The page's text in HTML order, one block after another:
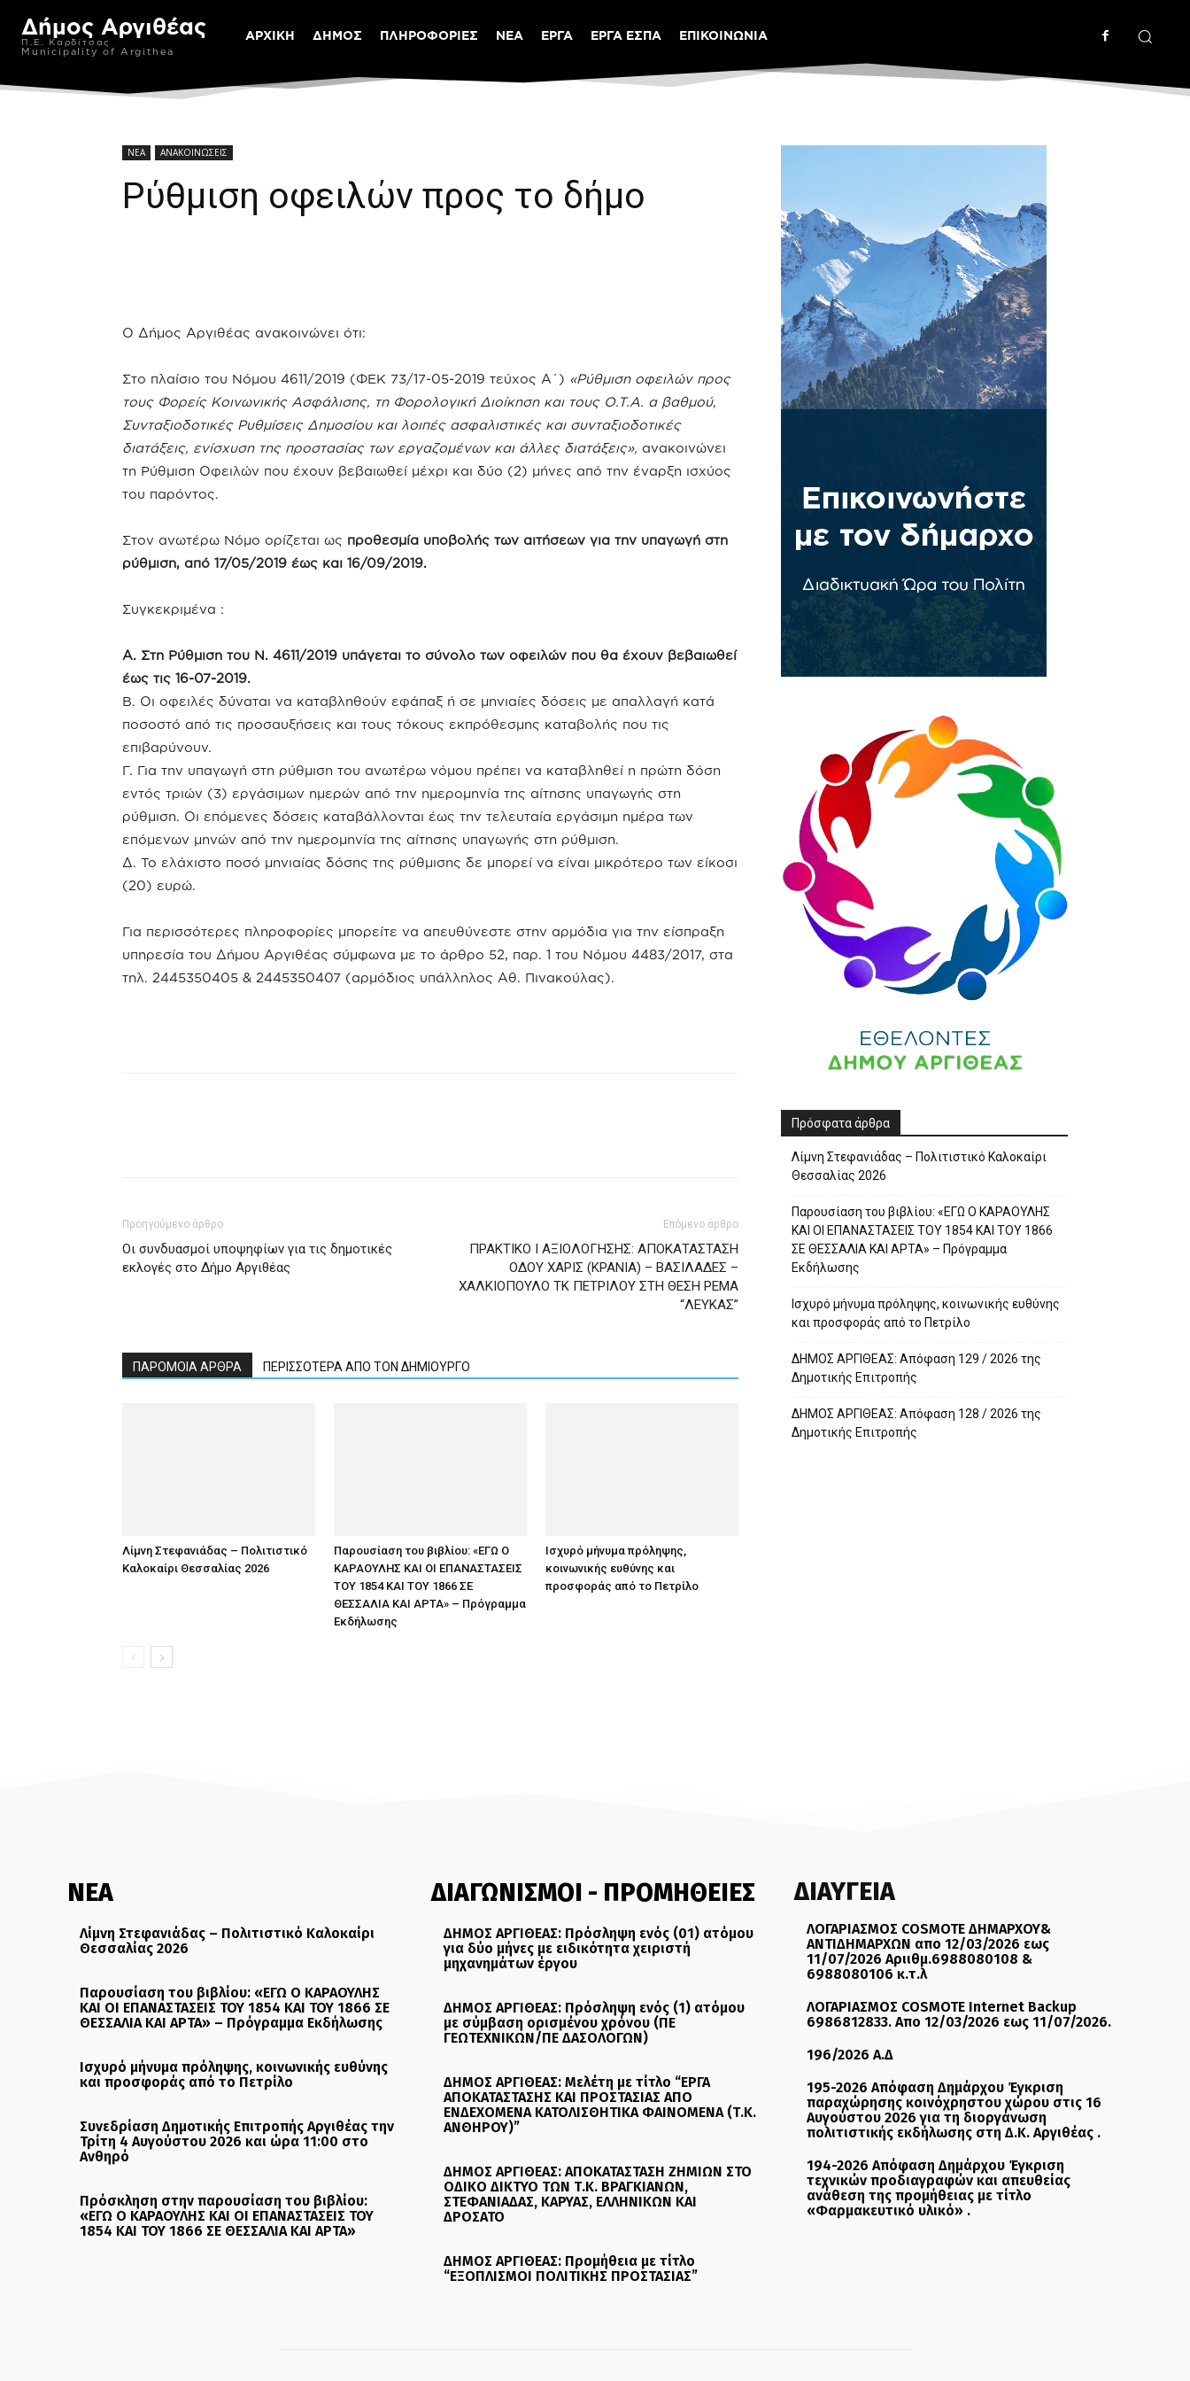
Δήμος Αργιθέας
Π.Ε. Καρδίτσας
Municipality of Argithea
ΑΡΧΙΚΗ ΔΗΜΟΣ ΠΛΗΡΟΦΟΡΙΕΣ ΝΕΑ ΕΡΓΑ ΕΡΓΑ ΕΣΠΑ ΕΠΙΚΟΙΝΩΝΙΑ
ΝΕΑ ΑΝΑΚΟΙΝΩΣΕΙΣ
Ρύθμιση οφειλών προς το δήμο
Ο Δήμος Αργιθέας ανακοινώνει ότι:
Στο πλαίσιο του Νόμου 4611/2019 (ΦΕΚ 73/17-05-2019 τεύχος Α΄) «Ρύθμιση οφειλών προς
τους Φορείς Κοινωνικής Ασφάλισης, τη Φορολογική Διοίκηση και τους Ο.Τ.Α. α βαθμού,
Συνταξιοδοτικές Ρυθμίσεις Δημοσίου και λοιπές ασφαλιστικές και συνταξιοδοτικές
διατάξεις, ενίσχυση της προστασίας των εργαζομένων και άλλες διατάξεις», ανακοινώνει
τη Ρύθμιση Οφειλών που έχουν βεβαιωθεί μέχρι και δύο (2) μήνες από την έναρξη ισχύος
του παρόντος.
Στον ανωτέρω Νόμο ορίζεται ως προθεσμία υποβολής των αιτήσεων για την υπαγωγή στη
ρύθμιση, από 17/05/2019 έως και 16/09/2019.
Συγκεκριμένα :
Α. Στη Ρύθμιση του Ν. 4611/2019 υπάγεται το σύνολο των οφειλών που θα έχουν βεβαιωθεί
έως τις 16-07-2019.
Β. Οι οφειλές δύναται να καταβληθούν εφάπαξ ή σε μηνιαίες δόσεις με απαλλαγή κατά
ποσοστό από τις προσαυξήσεις και τους τόκους εκπρόθεσμης καταβολής που τις
επιβαρύνουν.
Γ. Για την υπαγωγή στη ρύθμιση του ανωτέρω νόμου πρέπει να καταβληθεί η πρώτη δόση
εντός τριών (3) εργάσιμων ημερών από την ημερομηνία της αίτησης υπαγωγής στη
ρύθμιση. Οι επόμενες δόσεις καταβάλλονται έως την τελευταία εργάσιμη ημέρα των
επόμενων μηνών από την ημερομηνία της αίτησης υπαγωγής στη ρύθμιση.
Δ. Το ελάχιστο ποσό μηνιαίας δόσης της ρύθμισης δε μπορεί να είναι μικρότερο των είκοσι
(20) ευρώ.
Για περισσότερες πληροφορίες μπορείτε να απευθύνεστε στην αρμόδια για την είσπραξη
υπηρεσία του Δήμου Αργιθέας σύμφωνα με το άρθρο 52, παρ. 1 του Νόμου 4483/2017, στα
τηλ. 2445350405 & 2445350407 (αρμόδιος υπάλληλος Αθ. Πινακούλας).
Προηγούμενο άρθρο
Οι συνδυασμοί υποψηφίων για τις δημοτικές
εκλογές στο Δήμο Αργιθέας
Επόμενο άρθρο
ΠΡΑΚΤΙΚΟ I ΑΞΙΟΛΟΓΗΣΗΣ: ΑΠΟΚΑΤΑΣΤΑΣΗ
ΟΔΟΥ ΧΑΡΙΣ (ΚΡΑΝΙΑ) – ΒΑΣΙΛΑΔΕΣ –
ΧΑΛΚΙΟΠΟΥΛΟ ΤΚ ΠΕΤΡΙΛΟΥ ΣΤΗ ΘΕΣΗ ΡΕΜΑ
“ΛΕΥΚΑΣ”
ΠΑΡΟΜΟΙΑ ΑΡΘΡΑ ΠΕΡΙΣΣΟΤΕΡΑ ΑΠΟ ΤΟΝ ΔΗΜΙΟΥΡΓΟ
Λίμνη Στεφανιάδας – Πολιτιστικό
Καλοκαίρι Θεσσαλίας 2026
Παρουσίαση του βιβλίου: «ΕΓΩ Ο
ΚΑΡΑΟΥΛΗΣ ΚΑΙ ΟΙ ΕΠΑΝΑΣΤΑΣΕΙΣ
ΤΟΥ 1854 ΚΑΙ ΤΟΥ 1866 ΣΕ
ΘΕΣΣΑΛΙΑ ΚΑΙ ΑΡΤΑ» – Πρόγραμμα
Εκδήλωσης
Ισχυρό μήνυμα πρόληψης,
κοινωνικής ευθύνης και
προσφοράς από το Πετρίλο
Πρόσφατα άρθρα
Λίμνη Στεφανιάδας – Πολιτιστικό Καλοκαίρι
Θεσσαλίας 2026
Παρουσίαση του βιβλίου: «ΕΓΩ Ο ΚΑΡΑΟΥΛΗΣ
ΚΑΙ ΟΙ ΕΠΑΝΑΣΤΑΣΕΙΣ ΤΟΥ 1854 ΚΑΙ ΤΟΥ 1866
ΣΕ ΘΕΣΣΑΛΙΑ ΚΑΙ ΑΡΤΑ» – Πρόγραμμα
Εκδήλωσης
Ισχυρό μήνυμα πρόληψης, κοινωνικής ευθύνης
και προσφοράς από το Πετρίλο
ΔΗΜΟΣ ΑΡΓΙΘΕΑΣ: Απόφαση 129 / 2026 της
Δημοτικής Επιτροπής
ΔΗΜΟΣ ΑΡΓΙΘΕΑΣ: Απόφαση 128 / 2026 της
Δημοτικής Επιτροπής
ΝΕΑ
Λίμνη Στεφανιάδας – Πολιτιστικό Καλοκαίρι
Θεσσαλίας 2026
Παρουσίαση του βιβλίου: «ΕΓΩ Ο ΚΑΡΑΟΥΛΗΣ
ΚΑΙ ΟΙ ΕΠΑΝΑΣΤΑΣΕΙΣ ΤΟΥ 1854 ΚΑΙ ΤΟΥ 1866 ΣΕ
ΘΕΣΣΑΛΙΑ ΚΑΙ ΑΡΤΑ» – Πρόγραμμα Εκδήλωσης
Ισχυρό μήνυμα πρόληψης, κοινωνικής ευθύνης
και προσφοράς από το Πετρίλο
Συνεδρίαση Δημοτικής Επιτροπής Αργιθέας την
Τρίτη 4 Αυγούστου 2026 και ώρα 11:00 στο
Ανθηρό
Πρόσκληση στην παρουσίαση του βιβλίου:
«ΕΓΩ Ο ΚΑΡΑΟΥΛΗΣ ΚΑΙ ΟΙ ΕΠΑΝΑΣΤΑΣΕΙΣ ΤΟΥ
1854 ΚΑΙ ΤΟΥ 1866 ΣΕ ΘΕΣΣΑΛΙΑ ΚΑΙ ΑΡΤΑ»
ΔΙΑΓΩΝΙΣΜΟΙ - ΠΡΟΜΗΘΕΙΕΣ
ΔΗΜΟΣ ΑΡΓΙΘΕΑΣ: Πρόσληψη ενός (01) ατόμου
για δύο μήνες με ειδικότητα χειριστή
μηχανημάτων έργου
ΔΗΜΟΣ ΑΡΓΙΘΕΑΣ: Πρόσληψη ενός (1) ατόμου
με σύμβαση ορισμένου χρόνου (ΠΕ
ΓΕΩΤΕΧΝΙΚΩΝ/ΠΕ ΔΑΣΟΛΟΓΩΝ)
ΔΗΜΟΣ ΑΡΓΙΘΕΑΣ: Μελέτη με τίτλο “ΕΡΓΑ
ΑΠΟΚΑΤΑΣΤΑΣΗΣ ΚΑΙ ΠΡΟΣΤΑΣΙΑΣ ΑΠΟ
ΕΝΔΕΧΟΜΕΝΑ ΚΑΤΟΛΙΣΘΗΤΙΚΑ ΦΑΙΝΟΜΕΝΑ (Τ.Κ.
ΑΝΘΗΡΟΥ)”
ΔΗΜΟΣ ΑΡΓΙΘΕΑΣ: ΑΠΟΚΑΤΑΣΤΑΣΗ ΖΗΜΙΩΝ ΣΤΟ
ΟΔΙΚΟ ΔΙΚΤΥΟ ΤΩΝ Τ.Κ. ΒΡΑΓΚΙΑΝΩΝ,
ΣΤΕΦΑΝΙΑΔΑΣ, ΚΑΡΥΑΣ, ΕΛΛΗΝΙΚΩΝ ΚΑΙ
ΔΡΟΣΑΤΟ
ΔΗΜΟΣ ΑΡΓΙΘΕΑΣ: Προμήθεια με τίτλο
“ΕΞΟΠΛΙΣΜΟΙ ΠΟΛΙΤΙΚΗΣ ΠΡΟΣΤΑΣΙΑΣ”
ΔΙΑΥΓΕΙΑ
ΛΟΓΑΡΙΑΣΜΟΣ COSMOTE ΔΗΜΑΡΧΟΥ&
ΑΝΤΙΔΗΜΑΡΧΩΝ απο 12/03/2026 εως
11/07/2026 Αριιθμ.6988080108 &
6988080106 κ.τ.λ
ΛΟΓΑΡΙΑΣΜΟΣ COSMOTE Internet Backup
6986812833. Απο 12/03/2026 εως 11/07/2026.
196/2026 Α.Δ
195-2026 Απόφαση Δημάρχου Έγκριση
παραχώρησης κοινόχρηστου χώρου στις 16
Αυγούστου 2026 για τη διοργάνωση
πολιτιστικής εκδήλωσης στη Δ.Κ. Αργιθέας .
194-2026 Απόφαση Δημάρχου Έγκριση
τεχνικών προδιαγραφών και απευθείας
ανάθεση της προμήθειας με τίτλο
«Φαρμακευτικό υλικό» .